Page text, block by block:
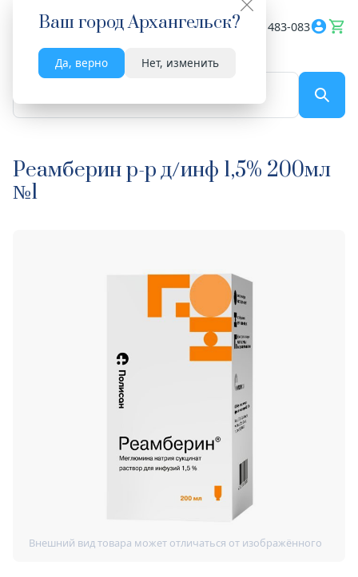
Ваш городАрхангельск?
Да, верно Нет, изменить
Весь сайт 8182 483-083
Реамберин р-р д/инф 1,5% 200мл
№1